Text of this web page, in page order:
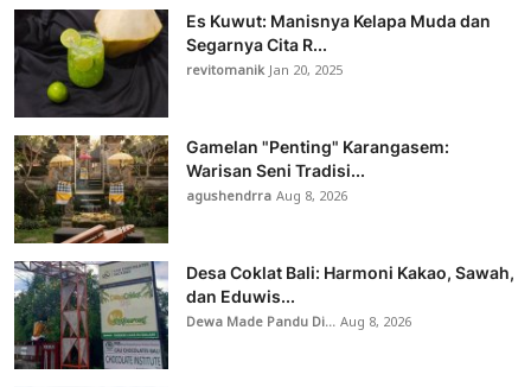
Es Kuwut: Manisnya Kelapa Muda dan
Segarnya Cita R...
revitomanikJan 20, 2025
Gamelan "Penting" Karangasem:
Warisan Seni Tradisi...
agushendrraAug 8, 2026
Desa Coklat Bali: Harmoni Kakao, Sawah,
dan Eduwis...
Dewa Made Pandu Di...Aug 8, 2026